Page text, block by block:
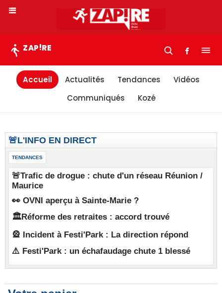
ZAP!RE
Accueil Actualités Tendances
Vidéos
Communiqués
Kozé
🚨L'INFO EN DIRECT
TENDANCES
🚨Trafic de drogue : chute d'un réseau Réunion /
Maurice
👀 OVNI aperçu à Sainte-Marie ?
🏛️Réforme des retraites : accord trouvé
🎡 Incident à Festi'Park : La direction répond
⚠️ Festi'Park : un échafaudage chute 1 blessé